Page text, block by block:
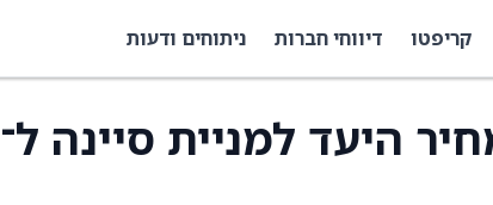
קריפטו דיווחי חברות ניתוחים ודעות